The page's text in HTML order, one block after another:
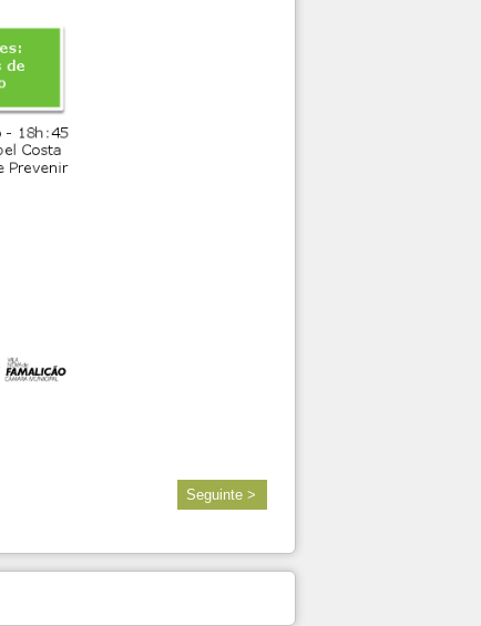
Seguinte >